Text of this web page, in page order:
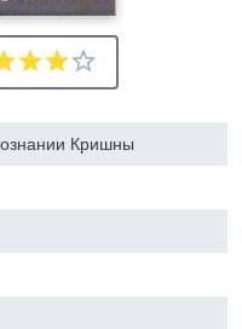
Кришны